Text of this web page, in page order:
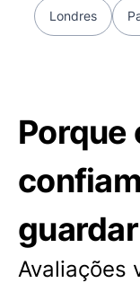
Londres
Porque
Avaliações